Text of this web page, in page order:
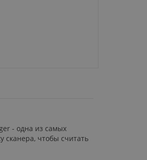
- одна из самых
сканера, чтобы считать